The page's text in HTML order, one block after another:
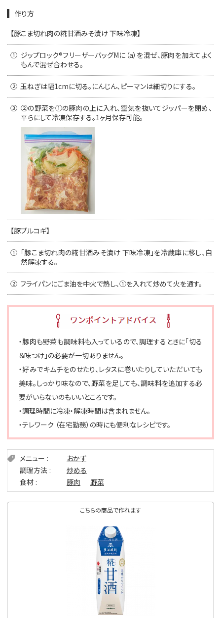
作り方
【豚こま切れ肉の糀甘酒みそ漬け 下味冷凍】
① ジップロック®フリーザーバッグMに（a）を混ぜ、豚肉を加えてよく
もんで混ぜ合わせる。
② 玉ねぎは幅1cmに切る。にんじん、ピーマンは細切りにする。
③ ②の野菜を①の豚肉の上に入れ、空気を抜いてジッパーを閉め、
平らにして冷凍保存する。1ヶ月保存可能。
【豚プルコギ】
① 「豚こま切れ肉の糀甘酒みそ漬け 下味冷凍」を冷蔵庫に移し、自
然解凍する。
② フライパンにごま油を中火で熱し、①を入れて炒めて火を通す。
・豚肉も野菜も調味料も入っているので、調理するときに「切る
＆味つけ」の必要が一切ありません。
・好みでキムチをのせたり、レタスに巻いたりしていただいても
美味。しっかり味なので、野菜を足しても、調味料を追加する必
要がいらないのもいいところです。
・調理時間に冷凍・解凍時間は含まれません。
・テレワーク （在宅勤務）の時にも便利なレシピです。
メニュー
おかず
調理方法
炒める
食材
豚肉 野菜
こちらの商品で作れます